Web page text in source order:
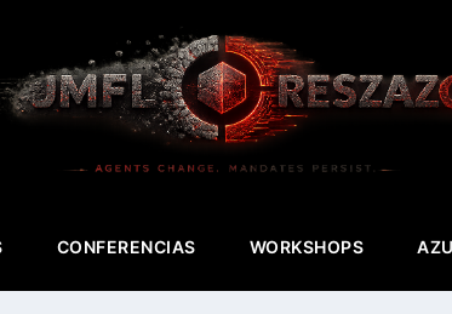
CONFERENCIAS WORKSHOPS